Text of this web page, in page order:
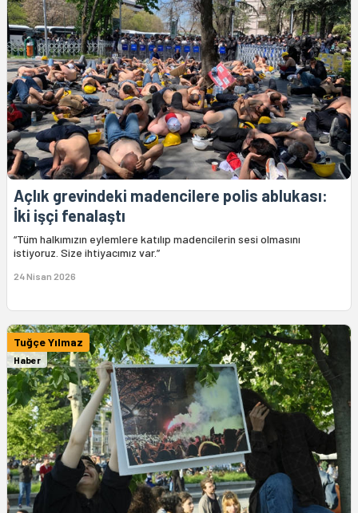
Açlık grevindeki madencilere polis ablukası:
İki işçi fenalaştı
“Tüm halkımızın eylemlere katılıp madencilerin sesi olmasını
istiyoruz. Size ihtiyacımız var.”
24 Nisan 2026
Tuğçe Yılmaz
Haber